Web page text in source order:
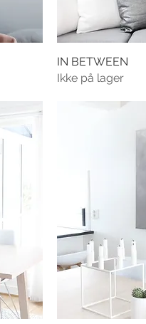
IN BETWEEN
Ikke på lager